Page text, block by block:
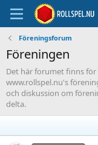
Föreningsforum
Föreningen
Det här forumet finns
www.rollspel.nu's
och diskussion om
delta.